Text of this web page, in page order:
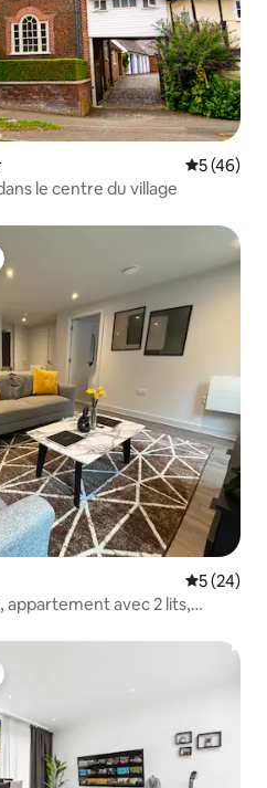
5 (46)
le centre du village
5 (24)
avec 2 lits,